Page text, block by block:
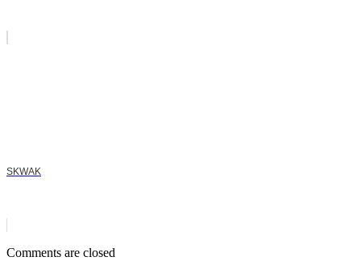
SKWAK
Comments are closed